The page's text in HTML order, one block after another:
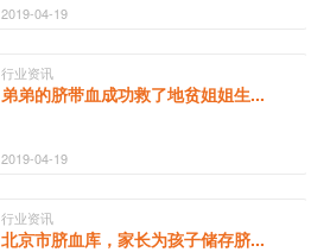
2019-04-19
行业资讯
弟弟的脐带血成功救了地贫姐姐生...
2019-04-19
行业资讯
北京市脐血库，家长为孩子储存脐...